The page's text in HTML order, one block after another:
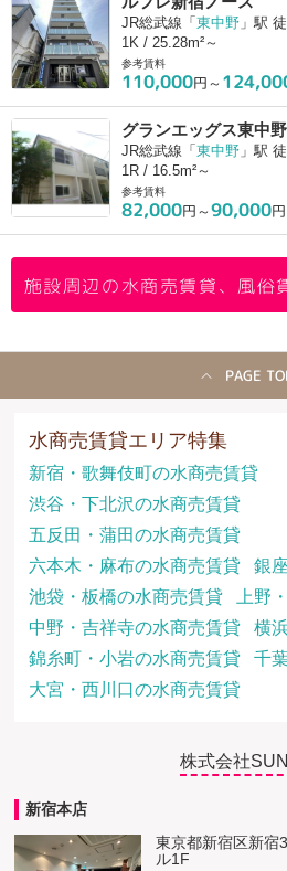
JR総武線「 東中野 」駅
1K / 25.28m²～
参考賃料
110,000円～
グランエッグス東中
JR総武線「 東中野 」駅
1R / 16.5m²～
参考賃料
82,000円～90,000円
施設周辺の水商売賃貸、風俗
PAGE
水商売賃貸エリア特集
新宿・歌舞伎町の水商売賃貸
渋谷・下北沢の水商売賃貸
五反田・蒲田の水商売賃貸
六本木・麻布の水商売賃貸
銀
池袋・板橋の水商売賃貸
上野
中野・吉祥寺の水商売賃貸
横
錦糸町・小岩の水商売賃貸
千
大宮・西川口の水商売賃貸
株式会社
新宿本店
東京都新宿区新宿
ル1F